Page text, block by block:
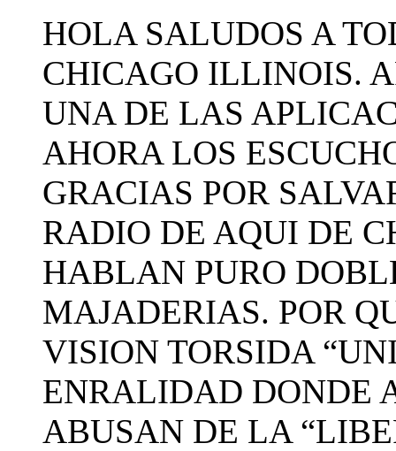
HOLA SALUDOS A
CHICAGO ILLINOIS.
UNA DE LAS
AHORA LOS
GRACIAS POR
RADIO DE AQUI DE
HABLAN PURO
MAJADERIAS. POR
VISION TORSIDA
ENRALIDAD DONDE
ABUSAN DE LA